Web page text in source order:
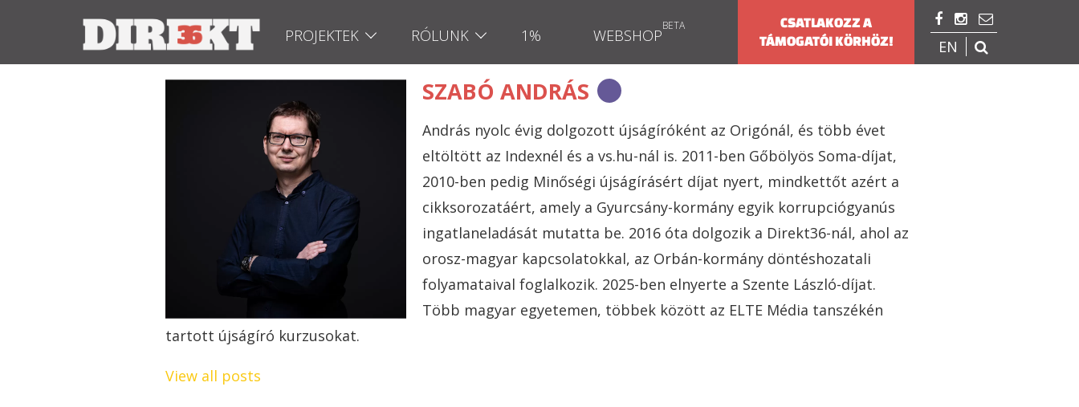
PROJEKTEK RÓLUNK 1% WEBSHOP
  
EN 
CSATLAKOZZ A
TÁMOGATÓI KÖRHÖZ!
SZABÓ ANDRÁS
András nyolc évig dolgozott újságíróként az Origónál, és több évet
eltöltött az Indexnél és a vs.hu-nál is. 2011-ben Gőbölyös Soma-díjat,
2010-ben pedig Minőségi újságírásért díjat nyert, mindkettőt azért a
cikksorozatáért, amely a Gyurcsány-kormány egyik korrupciógyanús
ingatlaneladását mutatta be. 2016 óta dolgozik a Direkt36-nál, ahol az
orosz-magyar kapcsolatokkal, az Orbán-kormány döntéshozatali
folyamataival foglalkozik. 2025-ben elnyerte a Szente László-díjat.
Több magyar egyetemen, többek között az ELTE Média tanszékén
tartott újságíró kurzusokat.
View all posts